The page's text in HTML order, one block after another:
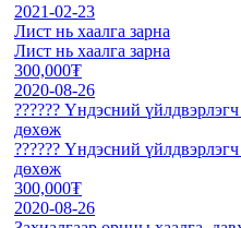
2021-02-23
Лист нь хаалга зарна
Лист нь хаалга зарна
300,000₮
2020-08-26
?????? Үндэсний
дөхөж
?????? Үндэсний
дөхөж
300,000₮
2020-08-26